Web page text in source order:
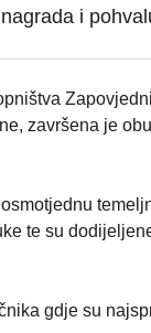
i
završena je
te su
gdje su